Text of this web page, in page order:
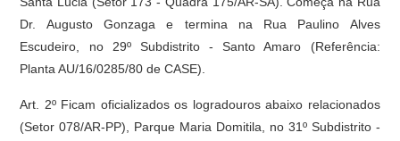
Dr. Augusto Gonzaga e termina na Rua Paulino Alves
Escudeiro, no 29º Subdistrito - Santo Amaro (Referência:
Planta AU/16/0285/80 de CASE).
Art. 2º Ficam oficializados os logradouros abaixo relacionados
(Setor 078/AR-PP), Parque Maria Domitila, no 31º Subdistrito -